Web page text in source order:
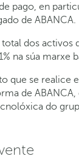
pago, en
de ABANCA.
dos activos
na súa marxe
que se realice
de
do